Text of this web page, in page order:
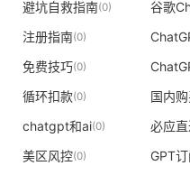
(0)
避坑自救指南(0) 谷歌
注册指南(0)
免费技巧(0)
循环扣款(0) 国内
chatgpt和ai(0) 必应
美区风控(0) GPT